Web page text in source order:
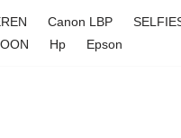
Canon LBP
Hp Epson